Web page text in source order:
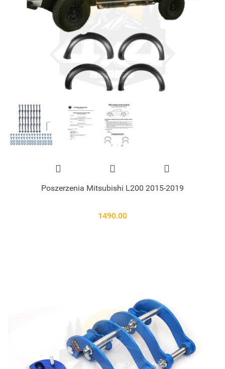
Poszerzenia Mitsubishi L200 2015-2019
1490.00